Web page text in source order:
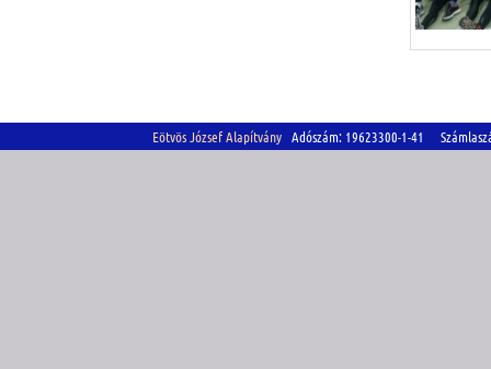
Eötvös József Alapítvány Adószám: 19623300-1-41